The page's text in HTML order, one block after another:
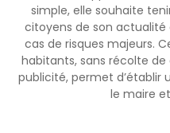
simple, elle souhaite
citoyens de son actualité
cas de risques majeurs.
habitants, sans récolte de
publicité, permet d’établir
le maire
Accès
impossible
des
Lors de la
accès, les